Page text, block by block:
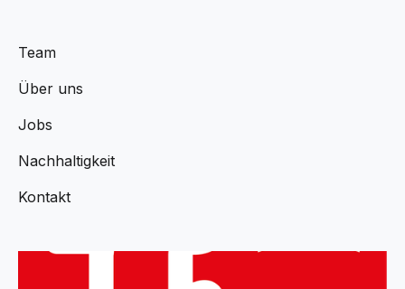
Team
Über uns
Jobs
Nachhaltigkeit
Kontakt